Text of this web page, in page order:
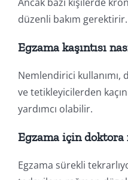
düzenli bakım gerektirir.
Egzama kaşıntısı
Nemlendirici
ve tetikleyicilerden
yardımcı olabilir.
Egzama için
Egzama sürekli